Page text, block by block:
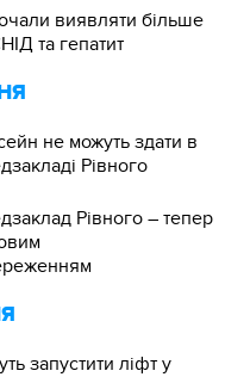
виявляти більше
та гепатит
не можуть здати в
Рівного
Рівного – тепер
запустити ліфт у